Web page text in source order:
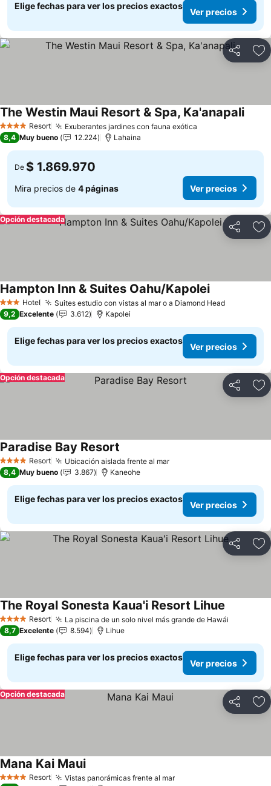
Elige fechas para ver los precios exactos
Ver precios
Compartir
4 EstrellasResort Exuberantes jardines con fauna exótica
The Westin Maui Resort & Spa, Ka'anapaliVer
8,4 Muy bueno 12.224 Lahaina
De $ 1.869.970
Mira precios de 4 páginas Ver precios
Compartir
Opción destacada
3 Estrellas
Hotel Suites estudio con vistas al mar o a Diamond HeadVer
Hampton Inn & Suites Oahu/KapoleiVer precios
9,2 Excelente 3.612 Kapolei
Elige fechas para ver los precios exactos
Ver precios
Compartir
Opción destacada
4 EstrellasResort Ubicación aislada frente al marVer precios
Paradise Bay Resort
8,4 Muy bueno 3.867 Kaneohe
Elige fechas para ver los precios exactos
Ver precios
Compartir
4 EstrellasResort La piscina de un solo nivel más grande de Hawái
The Royal Sonesta Kaua'i Resort Lihue
8,7 Excelente 8.594 Lihue
Elige fechas para ver los precios exactos
Ver precios
Compartir
Opción destacada
4 EstrellasResort Vistas panorámicas frente al marVer precios
Mana Kai MauiVer precios